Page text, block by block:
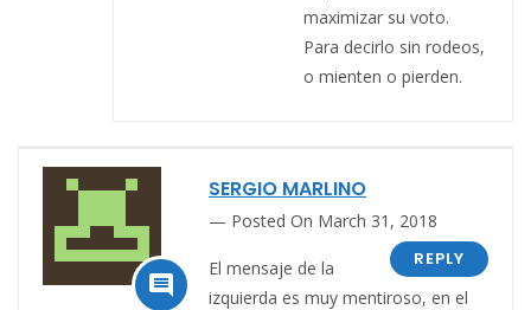
maximizar su voto.
Para decirlo sin rodeos,
o mienten o pierden.

SERGIO MARLINO
Posted On March 31, 2018
REPLY
El mensaje de la
izquierda es muy mentiroso, en el